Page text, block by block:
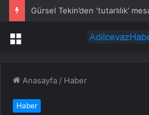
Menü
Anasayfa / Haber
Haber